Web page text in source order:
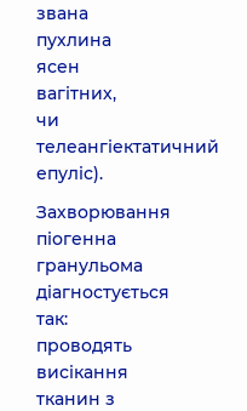
звана
пухлина
ясен
вагітних,
чи
телеангіектатичний
епуліс).
Захворювання
піогенна
гранульома
діагностується
так:
проводять
висікання
тканин з